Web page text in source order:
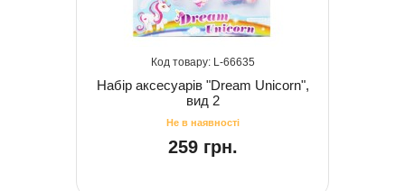
66635
Набір аксесуарів "Dream Unicorn",
вид 2
259 грн.